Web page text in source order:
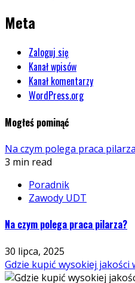
Meta
Zaloguj się
Kanał wpisów
Kanał komentarzy
WordPress.org
Mogłeś pominąć
Na czym polega praca
3 min read
Poradnik
Zawody UDT
Na czym polega praca pilarza?
30 lipca, 2025
Gdzie kupić wysokiej jakości